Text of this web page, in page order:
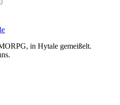
in Hytale gemeißelt.